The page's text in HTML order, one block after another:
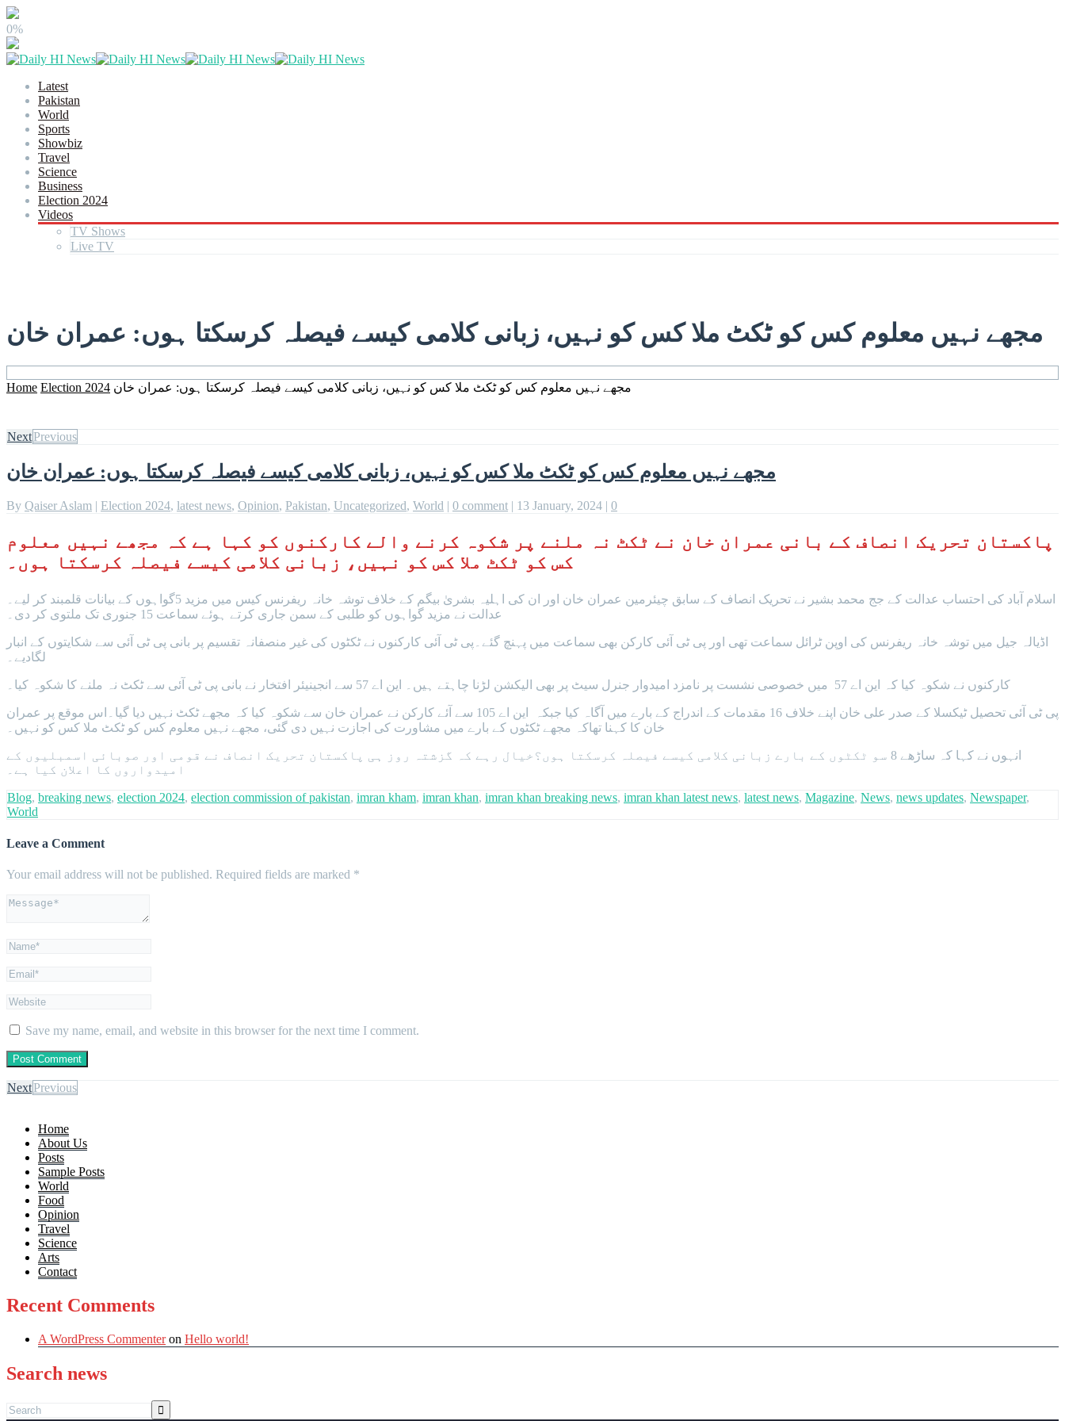
0%
Latest
Pakistan
World
Sports
Showbiz
Travel
Science
Business
Election 2024
Videos
TV Shows
Live TV
مجھے نہیں معلوم کس کو ٹکٹ ملا کس کو نہیں، زبانی کلامی کیسے فیصلہ کرسکتا ہوں: عمران خان
Home Election 2024 مجھے نہیں معلوم کس کو ٹکٹ ملا کس کو نہیں، زبانی کلامی کیسے فیصلہ کرسکتا ہوں: عمران خان
NextPrevious
مجھے نہیں معلوم کس کو ٹکٹ ملا کس کو نہیں، زبانی کلامی کیسے فیصلہ کرسکتا ہوں: عمران خان
By Qaiser Aslam | Election 2024, latest news, Opinion, Pakistan, Uncategorized, World | 0 comment | 13 January, 2024 | 0
پاکستان تحریک انصاف کے بانی عمران خان نے ٹکٹ نہ ملنے پر شکوہ کرنے والے کارکنوں کو کہا ہے کہ مجھے نہیں معلوم
کس کو ٹکٹ ملا کس کو نہیں، زبانی کلامی کیسے فیصلہ کرسکتا ہوں۔
اسلام آباد کی احتساب عدالت کے جج محمد بشیر نے تحریک انصاف کے سابق چیئرمین عمران خان اور ان کی اہلیہ بشریٰ بیگم کے خلاف توشہ خانہ ریفرنس کیس میں مزید 5گواہوں کے بیانات قلمبند کر لیے۔
عدالت نے مزید گواہوں کو طلبی کے سمن جاری کرتے ہوئے سماعت 15 جنوری تک ملتوی کر دی۔
اڈیالہ جیل میں توشہ خانہ ریفرنس کی اوپن ٹرائل سماعت تھی اور پی ٹی آئی کارکن بھی سماعت میں پہنچ گئے۔پی ٹی آئی کارکنوں نے ٹکٹوں کی غیر منصفانہ تقسیم پر بانی پی ٹی آئی سے شکایتوں کے انبار
لگادیے۔
کارکنوں نے شکوہ کیا کہ این اے 57 میں خصوصی نشست پر نامزد امیدوار جنرل سیٹ پر بھی الیکشن لڑنا چاہتے ہیں۔ این اے 57 سے انجینیئر افتخار نے بانی پی ٹی آئی سے ٹکٹ نہ ملنے کا شکوہ کیا۔
پی ٹی آئی تحصیل ٹیکسلا کے صدر علی خان اپنے خلاف 16 مقدمات کے اندراج کے بارے میں آگاہ کیا جبکہ این اے 105 سے آئے کارکن نے عمران خان سے شکوہ کیا کہ مجھے ٹکٹ نہیں دیا گیا۔اس موقع پر عمران
خان کا کہنا تھاکہ مجھے ٹکٹوں کے بارے میں مشاورت کی اجازت نہیں دی گئی، مجھے نہیں معلوم کس کو ٹکٹ ملا کس کو نہیں۔
انہوں نے کہا کہ ساڑھے 8 سو ٹکٹوں کے بارے زبانی کلامی کیسے فیصلہ کرسکتا ہوں؟خیال رہے کہ گزشتہ روز ہی پاکستان تحریک انصاف نے قومی اور صوبائی اسمبلیوں کے
امیدواروں کا اعلان کیا ہے۔
Blog, breaking news, election 2024, election commission of pakistan, imran kham, imran khan, imran khan breaking news, imran khan latest news, latest news, Magazine, News, news updates, Newspaper,
World
Leave a Comment
Your email address will not be published. Required fields are marked *
Save my name, email, and website in this browser for the next time I comment.
NextPrevious
Home
About Us
Posts
Sample Posts
World
Food
Opinion
Travel
Science
Arts
Contact
Recent Comments
A WordPress Commenteron Hello world!
Search news